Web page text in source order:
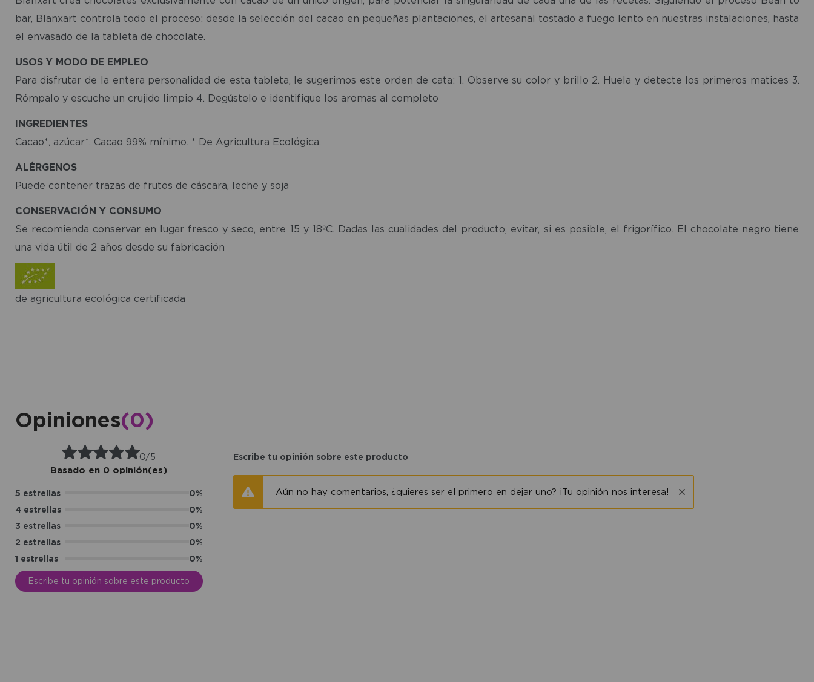
bar, Blanxart controla todo el proceso: desde la selección del cacao en pequeñas plantaciones, el artesanal tostado a fuego lento en nuestras instalaciones, hasta
el envasado de la tableta de chocolate.
USOS Y MODO DE EMPLEO
Para disfrutar de la entera personalidad de esta tableta, le sugerimos este orden de cata: 1. Observe su color y brillo 2. Huela y detecte los primeros matices 3.
Rómpalo y escuche un crujido limpio 4. Degústelo e identifique los aromas al completo
INGREDIENTES
Cacao*, azúcar*. Cacao 99% mínimo. * De Agricultura Ecológica.
ALÉRGENOS
Puede contener trazas de frutos de cáscara, leche y soja
CONSERVACIÓN Y CONSUMO
Se recomienda conservar en lugar fresco y seco, entre 15 y 18ºC. Dadas las cualidades del producto, evitar, si es posible, el frigorífico. El chocolate negro tiene
una vida útil de 2 años desde su fabricación
de agricultura ecológica certificada
Opiniones(0)
0/5
Basado en 0 opinión(es)
5 estrellas
0%
4 estrellas
0%
3 estrellas
0%
2 estrellas
0%
1 estrellas
0%
Escribe tu opinión sobre este producto
Escribe tu opinión sobre este producto
Aún no hay comentarios, ¿quieres ser el primero en dejar uno? ¡Tu opinión nos interesa!